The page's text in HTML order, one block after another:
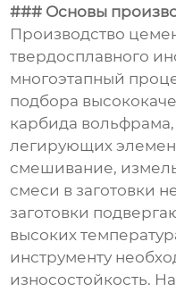
### Основы
Производство
твердосплавного
многоэтапный
подбора
карбида вольфрама,
легирующих
смешивание,
смеси в заготовки
заготовки
высоких
инструменту
износостойкость.